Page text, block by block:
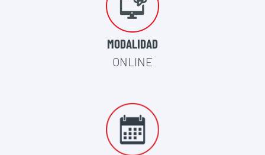
MODALIDAD
ONLINE